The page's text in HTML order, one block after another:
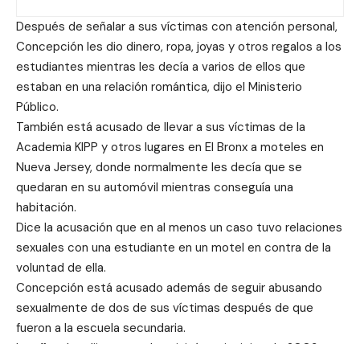
Después de señalar a sus víctimas con atención personal,
Concepción les dio dinero, ropa, joyas y otros regalos a los
estudiantes mientras les decía a varios de ellos que
estaban en una relación romántica, dijo el Ministerio
Público.
También está acusado de llevar a sus víctimas de la
Academia KIPP y otros lugares en El Bronx a moteles en
Nueva Jersey, donde normalmente les decía que se
quedaran en su automóvil mientras conseguía una
habitación.
Dice la acusación que en al menos un caso tuvo relaciones
sexuales con una estudiante en un motel en contra de la
voluntad de ella.
Concepción está acusado además de seguir abusando
sexualmente de dos de sus víctimas después de que
fueron a la escuela secundaria.